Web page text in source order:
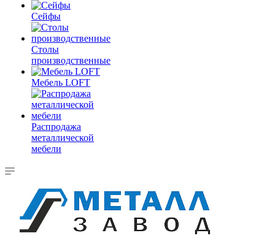
Сейфы
Столы
производственные
Мебель LOFT
Распродажа
металлической
мебели